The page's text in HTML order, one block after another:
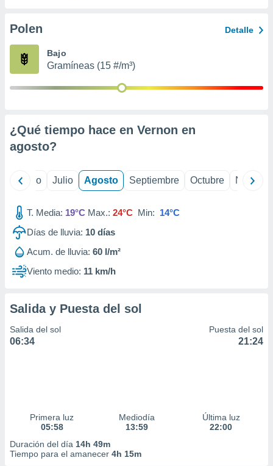
e
mediante
de
1199
Polen Detalle
Bajo
Gramíneas (15 #/m³)
¿Qué tiempo hace en Vernon en
agosto?
Junio Julio Agosto Septiembre Octubre
T. Media: 19°C Max.: 24°C Min: 14°C
Días de lluvia: 10 días
Acum. de lluvia: 60 l/m²
Viento medio: 11 km/h
Salida y Puesta del sol
Salida del sol
06:34
Puesta del sol
21:24
Primera luz
05:58
Mediodía
13:59
Última luz
22:00
Duración del día 14h 49m
Tiempo para el amanecer 4h 15m